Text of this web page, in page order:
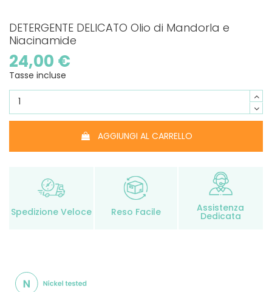
DETERGENTE DELICATO Olio di Mandorla e
Niacinamide
24,00 €
Tasse incluse
AGGIUNGI AL CARRELLO
Spedizione Veloce Reso Facile Assistenza
Dedicata